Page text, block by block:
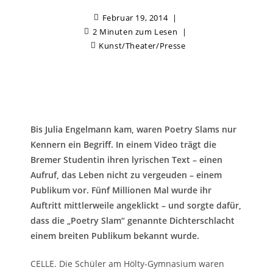
Februar 19, 2014
2 Minuten zum Lesen
Kunst/Theater/Presse
Bis Julia Engelmann kam, waren Poetry Slams nur
Kennern ein Begriff. In einem Video trägt die
Bremer Studentin ihren lyrischen Text – einen
Aufruf, das Leben nicht zu vergeuden – einem
Publikum vor. Fünf Millionen Mal wurde ihr
Auftritt mittlerweile angeklickt – und sorgte dafür,
dass die „Poetry Slam“ genannte Dichterschlacht
einem breiten Publikum bekannt wurde.
CELLE. Die Schüler am Hölty-Gymnasium waren